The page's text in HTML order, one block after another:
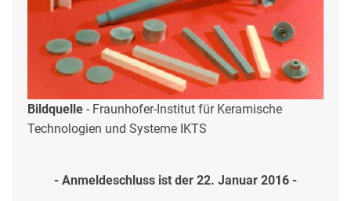
Bildquelle - Fraunhofer-Institut für Keramische
Technologien und Systeme IKTS
- Anmeldeschluss ist der 22. Januar 2016 -